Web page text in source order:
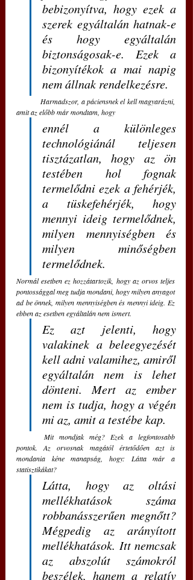
bebizonyítva, hogy ezek a
szerek egyáltalán hatnak-e
és hogy egyáltalán
biztonságosak-e. Ezek a
bizonyítékok a mai napig
nem állnak rendelkezésre.
amit az előbb már mondtam, hogy
ennél a különleges
technológiánál teljesen
tisztázatlan, hogy az ön
testében hol fognak
termelődni ezek a fehérjék,
a tüskefehérjék, hogy
mennyi ideig termelődnek,
milyen mennyiségben és
milyen minőségben
termelődnek.
Normál esetben ez hozzátartozik, hogy az orvos teljes
pontossággal meg tudja mondani, hogy milyen anyagot
ad be önnek, milyen mennyiségben és mennyi ideig. Ez
ebben az esetben egyáltalán nem ismert.
Ez azt jelenti, hogy
valakinek a beleegyezését
kell adni valamihez, amiről
egyáltalán nem is lehet
dönteni. Mert az ember
nem is tudja, hogy a végén
mi az, amit a testébe kap.
pontok. Az orvosnak magától értetődően azt is
mondania kéne manapság, hogy: Látta már a
statisztikákat?
Látta, hogy az oltási
mellékhatások száma
robbanásszerűen megnőtt?
Mégpedig az arányított
mellékhatások. Itt nemcsak
az abszolút számokról
beszélek, hanem a relatív